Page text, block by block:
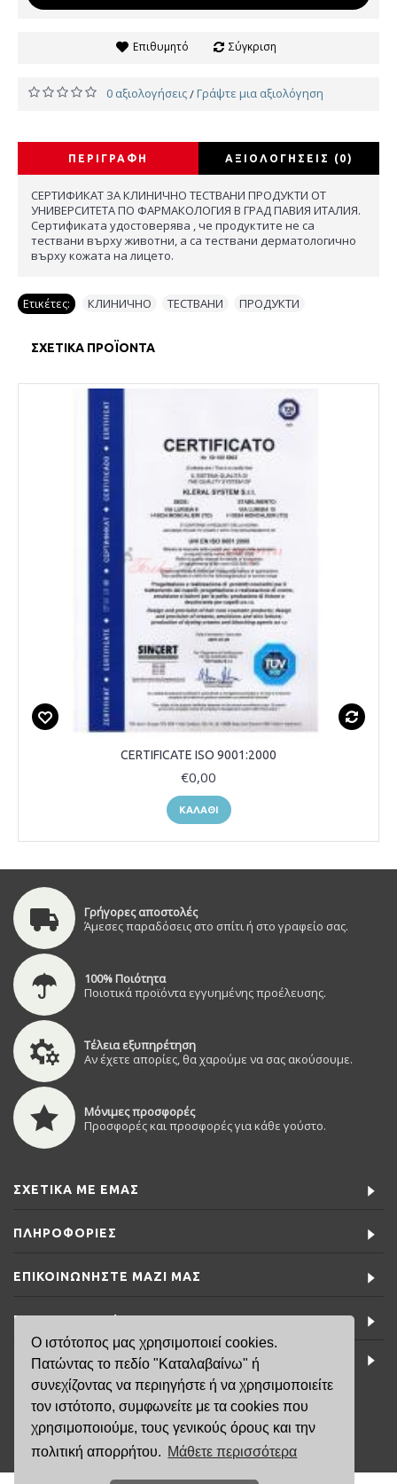
Ο ιστότοπος μας χρησιμοποιεί cookies.
Πατώντας το πεδίο "Καταλαβαίνω" ή
συνεχίζοντας να περιηγήστε ή να χρησιμοποιείτε
τον ιστότοπο, συμφωνείτε με τα cookies που
χρησιμοποιούμε, τους γενικούς όρους και την
πολιτική απορρήτου. Μάθετε περισσότερα
Επιθυμητό Σύγκριση
0 αξιολογήσεις/Γράψτε μια αξιολόγηση
ΠΕΡΙΓΡΑΦΉ ΑΞΙΟΛΟΓΉΣΕΙΣ (0)
СЕРТИФИКАТ ЗА КЛИНИЧНО ТЕСТВАНИ ПРОДУКТИ ОТ
УНИВЕРСИТЕТА ПО ФАРМАКОЛОГИЯ В ГРАД ПАВИЯ ИТАЛИЯ.
Сертификата удостоверява , че продуктите не са
тествани върху животни, а са тествани дерматологично
върху кожата на лицето.
Ετικέτες: КЛИНИЧНО ТЕСТВАНИ ПРОДУКТИ
ΣΧΕΤΙΚΆ ΠΡΟΪΌΝΤΑ
CERTIFICATE ISO 9001:2000
€0,00
ΚΑΛΆΘΙ
Γρήγορες αποστολές
Άμεσες παραδόσεις στο σπίτι ή στο γραφείο σας.
100% Ποιότητα
Ποιοτικά προϊόντα εγγυημένης προέλευσης.
Τέλεια εξυπηρέτηση
Αν έχετε απορίες, θα χαρούμε να σας ακούσουμε.
Μόνιμες προσφορές
Προσφορές και προσφορές για κάθε γούστο.
ΣΧΕΤΙΚΆ ΜΕ ΕΜΆΣ
ΠΛΗΡΟΦΟΡΊΕΣ
ΕΠΙΚΟΙΝΩΝΉΣΤΕ ΜΑΖΊ ΜΑΣ
ΕΙΔΙΚΈΣ ΠΡΟΣΦΟΡΈΣ
ΤΕΛΕΥΤΑΊΑ ΝΈΑ
6981791141